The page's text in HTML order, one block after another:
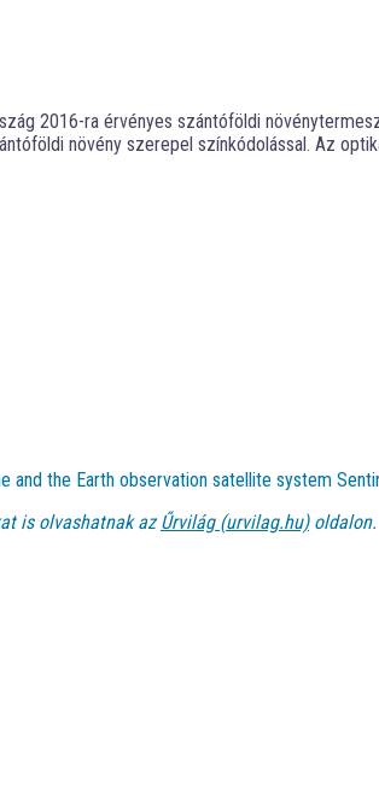
2016-ra érvényes szántóföldi
növény szerepel színkódolással. Az
the Earth observation satellite system
is olvashatnak azŰrvilág (urvilag.hu)oldalon.